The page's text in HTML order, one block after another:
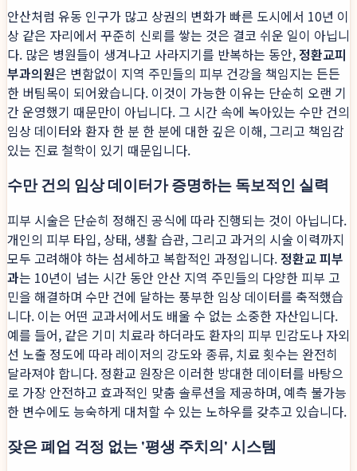
안산처럼 유동 인구가 많고 상권의 변화가 빠른 도시에서 10년 이
상 같은 자리에서 꾸준히 신뢰를 쌓는 것은 결코 쉬운 일이 아닙니
다. 많은 병원들이 생겨나고 사라지기를 반복하는 동안, 정환교피
부과의원은 변함없이 지역 주민들의 피부 건강을 책임지는 든든
한 버팀목이 되어왔습니다. 이것이 가능한 이유는 단순히 오랜 기
간 운영했기 때문만이 아닙니다. 그 시간 속에 녹아있는 수만 건의
임상 데이터와 환자 한 분 한 분에 대한 깊은 이해, 그리고 책임감
있는 진료 철학이 있기 때문입니다.
수만 건의 임상 데이터가 증명하는 독보적인 실력
피부 시술은 단순히 정해진 공식에 따라 진행되는 것이 아닙니다.
개인의 피부 타입, 상태, 생활 습관, 그리고 과거의 시술 이력까지
모두 고려해야 하는 섬세하고 복합적인 과정입니다. 정환교 피부
과는 10년이 넘는 시간 동안 안산 지역 주민들의 다양한 피부 고
민을 해결하며 수만 건에 달하는 풍부한 임상 데이터를 축적했습
니다. 이는 어떤 교과서에서도 배울 수 없는 소중한 자산입니다.
예를 들어, 같은 기미 치료라 하더라도 환자의 피부 민감도나 자외
선 노출 정도에 따라 레이저의 강도와 종류, 치료 횟수는 완전히
달라져야 합니다. 정환교 원장은 이러한 방대한 데이터를 바탕으
로 가장 안전하고 효과적인 맞춤 솔루션을 제공하며, 예측 불가능
한 변수에도 능숙하게 대처할 수 있는 노하우를 갖추고 있습니다.
잦은 폐업 걱정 없는 '평생 주치의' 시스템